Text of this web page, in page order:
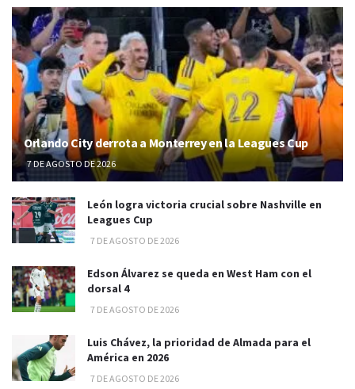
Orlando City derrota a Monterrey en la Leagues Cup
7 DE AGOSTO DE 2026
León logra victoria crucial sobre Nashville en
Leagues Cup
7 DE AGOSTO DE 2026
Edson Álvarez se queda en West Ham con el
dorsal 4
7 DE AGOSTO DE 2026
Luis Chávez, la prioridad de Almada para el
América en 2026
7 DE AGOSTO DE 2026